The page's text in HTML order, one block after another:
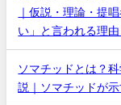
｜仮説・理論・提
い」と言われる理
ソマチッドとは？
説｜ソマチッドが